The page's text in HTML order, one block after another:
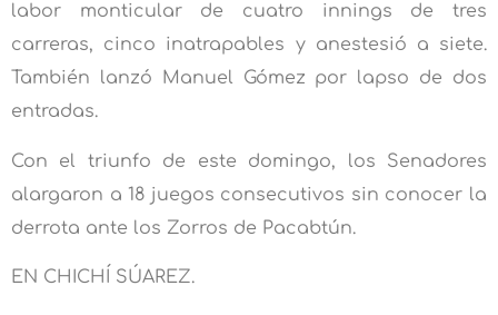
labor monticular de cuatro innings de tres
carreras, cinco inatrapables y anestesió a siete.
También lanzó Manuel Gómez por lapso de dos
entradas.
Con el triunfo de este domingo, los Senadores
alargaron a 18 juegos consecutivos sin conocer la
derrota ante los Zorros de Pacabtún.
EN CHICHÍ SÚAREZ.